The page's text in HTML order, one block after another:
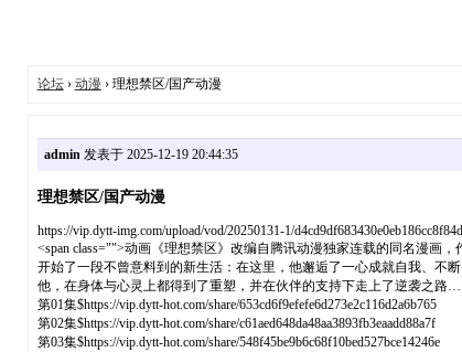
论坛› 动漫 › 理想禁区/国产动漫
admin发表于 2025-12-19 20:44:35
理想禁区/国产动漫
https://vip.dytt-img.com/upload/vod/20250131-1/
<span class="">动画《理想禁区》改编自腾讯动漫独家连载的同名漫画
开始了一段不曾意料到的新生活：在这里，他邂逅了一心成就自我、不
他，在身体与心灵上都得到了重塑，并在伙伴的支持下走上了逆袭之路
第01集$https://vip.dytt-hot.com/share/653cd6f9efefe6d273e2c116d2a6b765
第02集$https://vip.dytt-hot.com/share/c61aed648da48aa3893fb3eaadd88a7f
第03集$https://vip.dytt-hot.com/share/548f45be9b6c68f10bed527bce14246e